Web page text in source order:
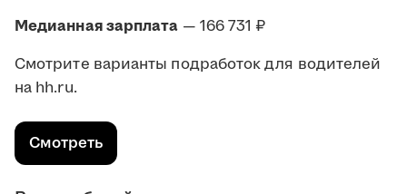
Медианная зарплата — 166 731 ₽
Смотрите варианты подработок для водителей
на hh.ru.
Смотреть